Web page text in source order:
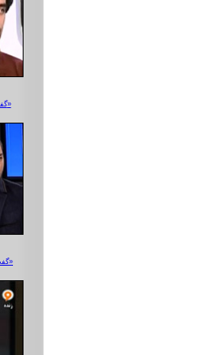
گفت‌وگو با اسلک‌لاینرها؛ «آبایی» و «شریفی»
گفت‌وگو با یخ‌نوردان؛ «صفدریان» و «موسوی»